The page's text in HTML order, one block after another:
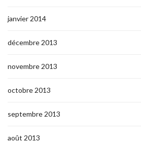
janvier 2014
décembre 2013
novembre 2013
octobre 2013
septembre 2013
août 2013